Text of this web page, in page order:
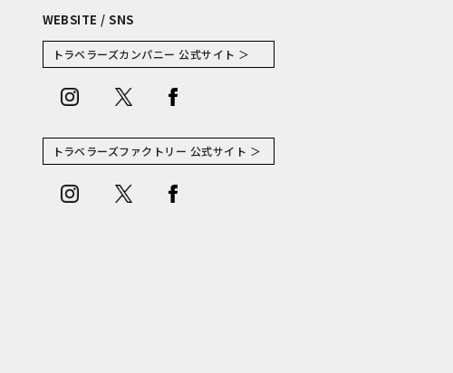
WEBSITE / SNS
トラベラーズカンパニー 公式サイト ＞
トラベラーズファクトリー 公式サイト ＞